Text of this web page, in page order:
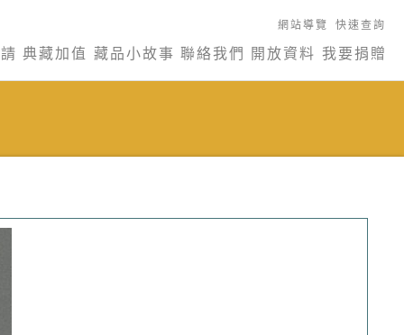
網站導覽 快速查詢
典藏加值 藏品小故事 聯絡我們 開放資料 我要捐贈